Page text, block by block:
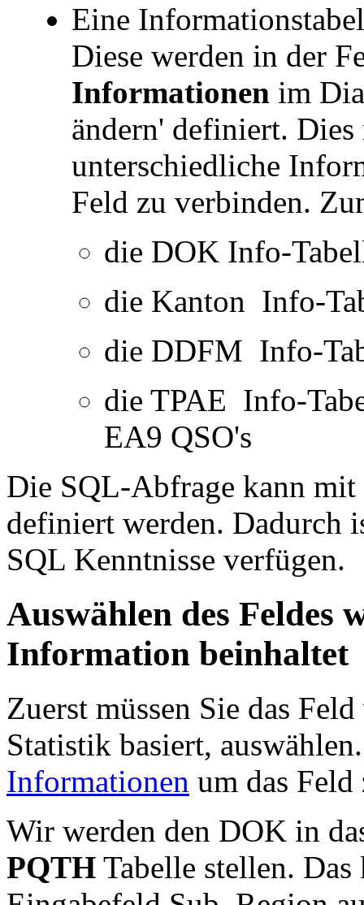
Eine
Diese werden in der
Informationen im
ändern' definiert.
unterschiedliche
Feld zu verbinden.
die DOK Info-
die Kanton Info-
die DDFM Info-
die TPAE Info-
EA9 QSO's
Die SQL-Abfrage kann mit
definiert werden. Dadurch
SQL Kenntnisse verfügen.
Auswählen des Feldes
Information beinhaltet
Zuerst müssen Sie das
Statistik basiert,
Informationen um das
Wir werden den DOK in
PQTH Tabelle stellen.